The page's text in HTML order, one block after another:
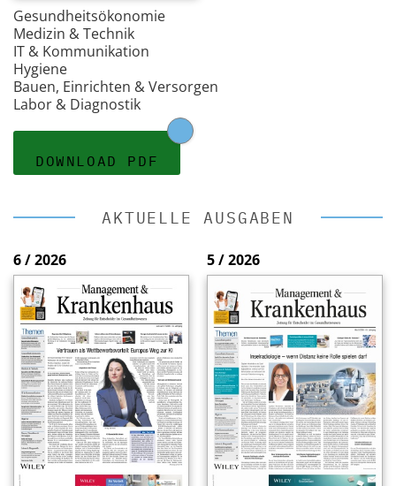
Gesundheitsökonomie
Medizin & Technik
IT & Kommunikation
Hygiene
Bauen, Einrichten & Versorgen
Labor & Diagnostik
DOWNLOAD PDF
AKTUELLE AUSGABEN
6 / 2026 5 / 2026